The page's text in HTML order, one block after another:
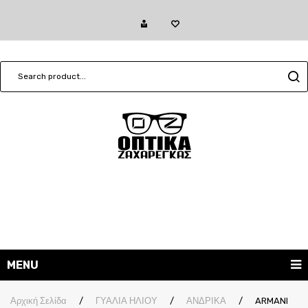
MENU
ΓΥΑΛΙΑ ΗΛΙΟΥ
Αρχική Σελίδα / ΓΥΑΛΙΑ ΗΛΙΟΥ / ΑΝΔΡΙΚΑ /
ARMANI